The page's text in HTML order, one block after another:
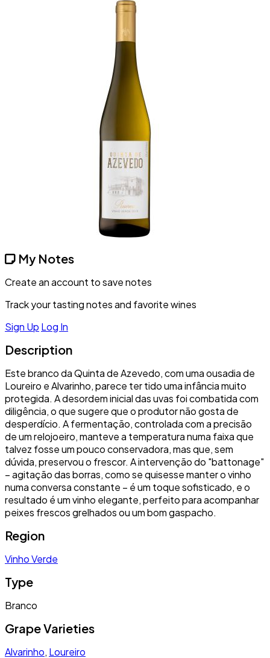
My Notes
Create an account to save notes
Track your tasting notes and favorite wines
Sign Up Log In
Description
Este branco da Quinta de Azevedo, com uma ousadia de
Loureiro e Alvarinho, parece ter tido uma infância muito
protegida. A desordem inicial das uvas foi combatida com
diligência, o que sugere que o produtor não gosta de
desperdício. A fermentação, controlada com a precisão
de um relojoeiro, manteve a temperatura numa faixa que
talvez fosse um pouco conservadora, mas que, sem
dúvida, preservou o frescor. A intervenção do "battonage"
– agitação das borras, como se quisesse manter o vinho
numa conversa constante – é um toque sofisticado, e o
resultado é um vinho elegante, perfeito para acompanhar
peixes frescos grelhados ou um bom gaspacho.
Region
Vinho Verde
Type
Branco
Grape Varieties
Alvarinho, Loureiro